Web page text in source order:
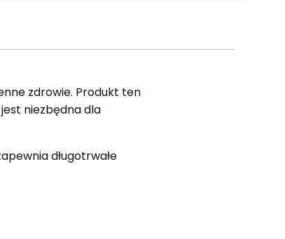
zdrowie. Produkt ten
niezbędna dla
długotrwałe